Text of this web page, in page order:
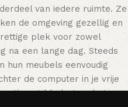
van iedere ruimte. Ze
de omgeving gezellig en
plek voor zowel
na een lange dag. Steeds
hun meubels eenvoudig
de computer in je vrije
bladert en het